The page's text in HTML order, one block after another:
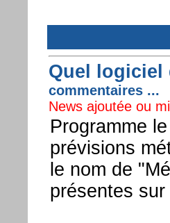
Quel logiciel
commentaires ...
News ajoutée ou
Programme
prévisions
le nom de
présentes